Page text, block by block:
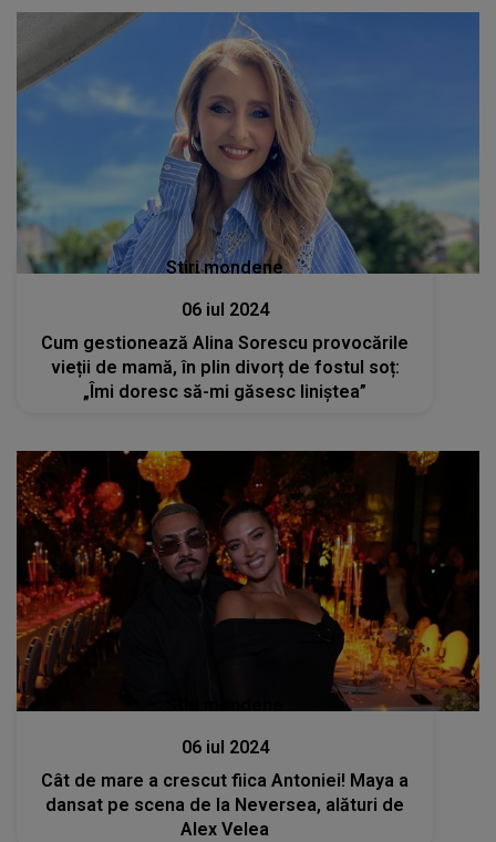
Stiri mondene
06 iul 2024
Cum gestionează Alina Sorescu provocările
vieții de mamă, în plin divorț de fostul soț:
„Îmi doresc să-mi găsesc liniștea”
06 iul 2024
Cât de mare a crescut fiica Antoniei! Maya a
dansat pe scena de la Neversea, alături de
Alex Velea